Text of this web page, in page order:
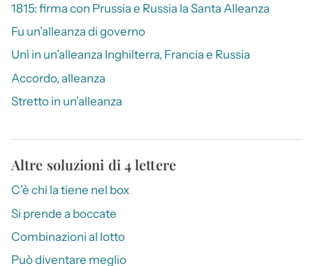
1815: firma con Prussia e Russia la Santa Alleanza
Fu un’alleanza di governo
Unì in un’alleanza Inghilterra, Francia e Russia
Accordo, alleanza
Stretto in un’alleanza
Altre soluzioni di 4 lettere
C’è chi la tiene nel box
Si prende a boccate
Combinazioni al lotto
Può diventare meglio